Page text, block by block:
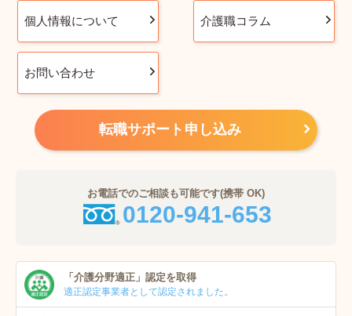
個人情報について 介護職コラム
お問い合わせ
転職サポート申し込み
お電話でのご相談も可能です(携帯 OK)
0120-941-653
「介護分野適正」 認定を取得
適正認定事業者として認定されました。